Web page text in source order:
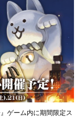
ゲーム内に期間限定ス